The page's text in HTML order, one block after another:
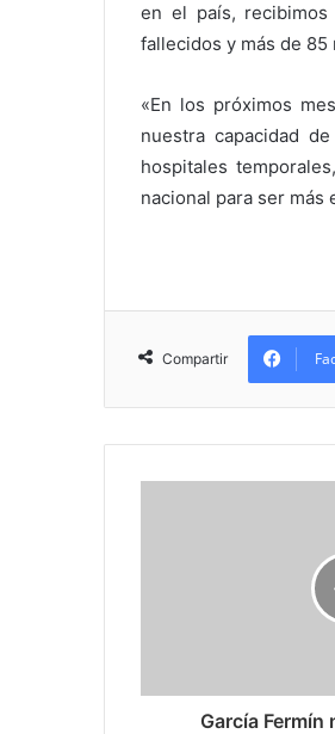
en el país,
fallecidos y más de 85
«En los próximos
nuestra capacidad
hospitales
nacional para ser más
Compartir
García